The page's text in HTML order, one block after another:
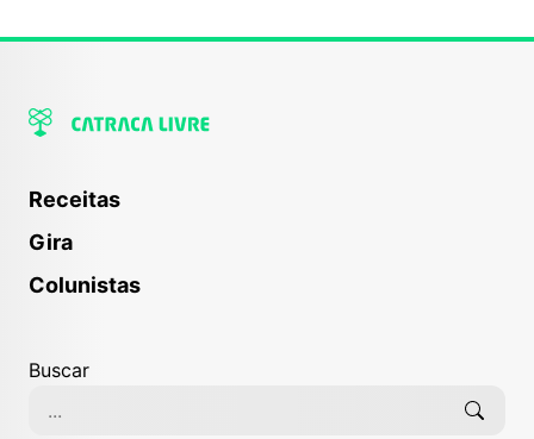
Receitas
Gira
Colunistas
Buscar